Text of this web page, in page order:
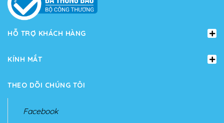
HỖ TRỢ KHÁCH HÀNG
KÍNH MẮT
THEO DÕI CHÚNG TÔI
Facebook